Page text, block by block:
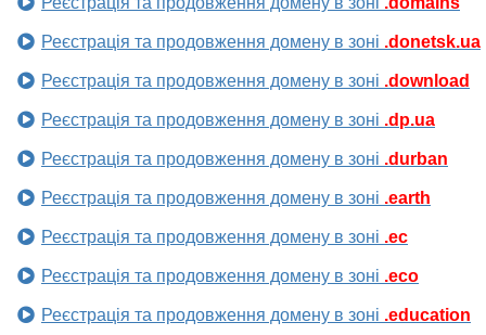
Реєстрація та продовження домену в зоні .donetsk.ua
Реєстрація та продовження домену в зоні .download
Реєстрація та продовження домену в зоні .dp.ua
Реєстрація та продовження домену в зоні .durban
Реєстрація та продовження домену в зоні .earth
Реєстрація та продовження домену в зоні .ec
Реєстрація та продовження домену в зоні .eco
Реєстрація та продовження домену в зоні .education